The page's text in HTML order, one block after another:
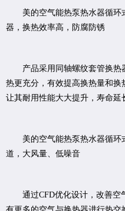
美的空气能热泵热水器循环式
器，换热效率高，防腐防锈
产品采用同轴螺纹套管换热
热更充分，有效提高换热量和换
让其耐用性能大大提升，寿命延
美的空气能热泵热水器循环式
道，大风量、低噪音
通过CFD优化设计，改善空